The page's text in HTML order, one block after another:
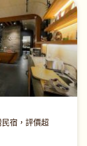
民宿，評價超